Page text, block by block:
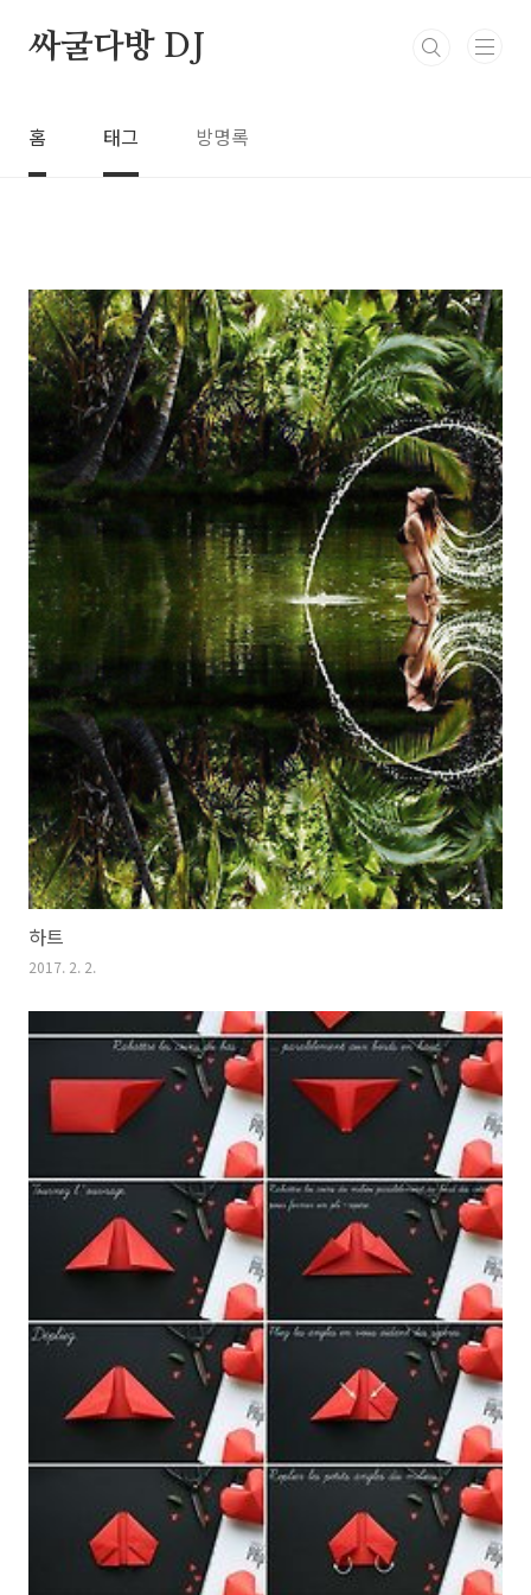
싸굴다방 DJ
홈 태그 방명록
하트
2017. 2. 2.